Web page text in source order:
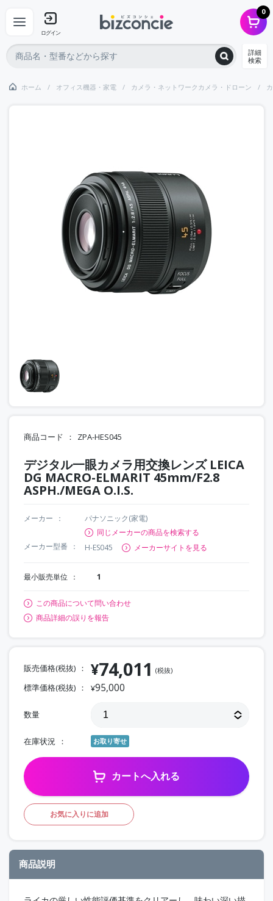
ログイン
0
詳細
検索
ホーム オフィス機器・家電 カメラ・ネットワークカメラ・ドローン
商品コード ZPA-HES045
デジタル一眼カメラ用交換レンズ LEICA
DG MACRO-ELMARIT 45mm/F2.8
ASPH./MEGA O.I.S.
メーカー
パナソニック(家電)
同じメーカーの商品を検索する
メーカー型番
H-ES045 メーカーサイトを見る
最小販売単位 1
この商品について問い合わせ
商品詳細の誤りを報告
販売価格(税抜) ¥74,011 (税抜)
標準価格(税抜) ¥95,000
数量
在庫状況 お取り寄せ
カートへ入れる
お気に入りに追加
商品説明